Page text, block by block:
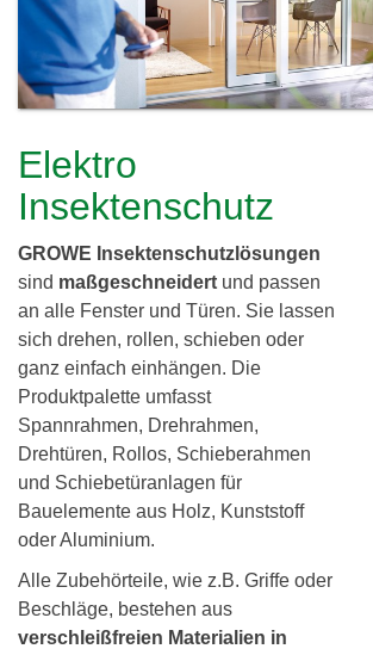
c
h
i
e
r
d
i
n
g
G
b
R
e
r
iElektro
Insektenschutz
GROWE Insektenschutzlösungen
sind maßgeschneidert und passen
an alle Fenster und Türen. Sie lassen
sich drehen, rollen, schieben oder
ganz einfach einhängen. Die
Produktpalette umfasst
Spannrahmen, Drehrahmen,
Drehtüren, Rollos, Schieberahmen
und Schiebetüranlagen für
Bauelemente aus Holz, Kunststoff
oder Aluminium.
Alle Zubehörteile, wie z.B. Griffe oder
Beschläge, bestehen aus
verschleißfreien Materialien in